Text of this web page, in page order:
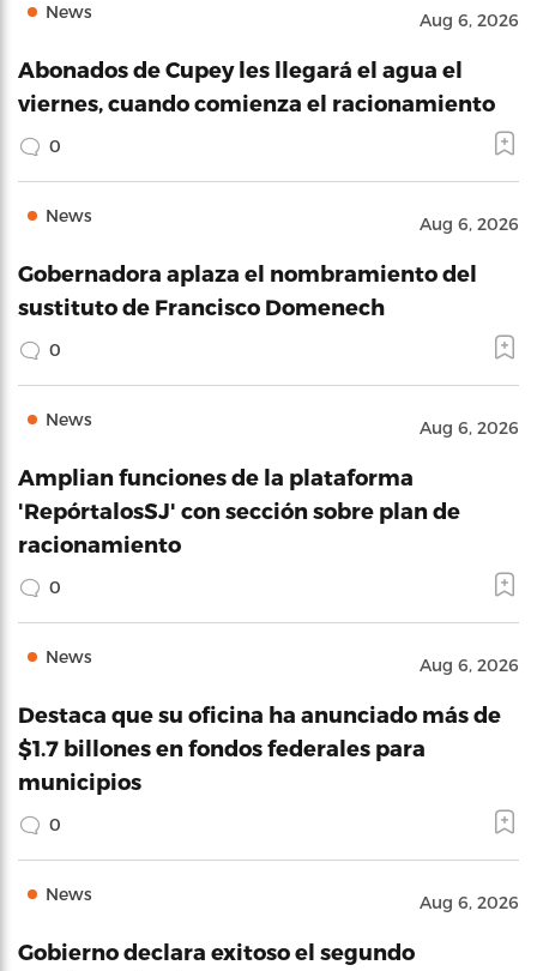
News Aug 6, 2026
Abonados de Cupey les llegará el agua el
viernes, cuando comienza el racionamiento
0
News Aug 6, 2026
Gobernadora aplaza el nombramiento del
sustituto de Francisco Domenech
0
News Aug 6, 2026
Amplian funciones de la plataforma
'RepórtalosSJ' con sección sobre plan de
racionamiento
0
News Aug 6, 2026
Destaca que su oficina ha anunciado más de
$1.7 billones en fondos federales para
municipios
0
News Aug 6, 2026
Gobierno declara exitoso el segundo